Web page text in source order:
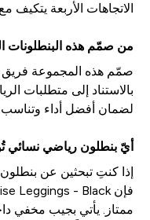
الاتجاهات الأربعة
من صمّم هذه البنطلونات
بالاستناد إلى متطلبات
لضمان أفضل أداء وتناسب.
أيّ بنطلون رياضي نسائي
إذا كنتِ تبحثين عن
ممتاز. يأتي بجيب مخفي